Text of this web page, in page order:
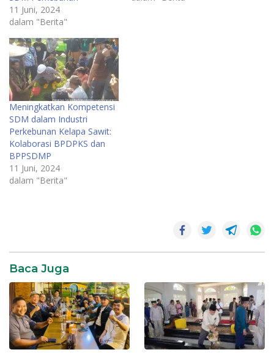
11 Juni, 2024
dalam "Berita"
Meningkatkan Kompetensi
SDM dalam Industri
Perkebunan Kelapa Sawit:
Kolaborasi BPDPKS dan
BPPSDMP
11 Juni, 2024
dalam "Berita"
Baca Juga